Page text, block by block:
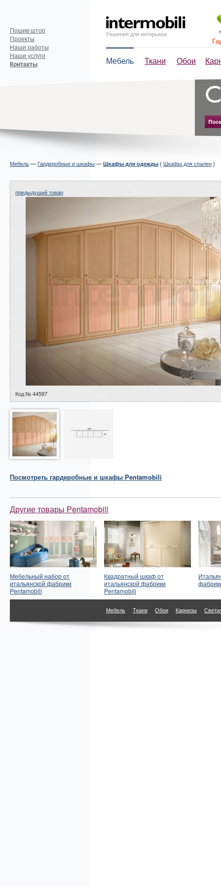
Решения для интерьера
Мебель Ткани Обои
Пошив штор
Проекты
Наши работы
Наши услуги
Контакты
Мебель— Гардеробные и шкафы— Шкафы для одежды ( Шкафы для спален)
предыдущий товар
Код № 44597
Посмотреть гардеробные и шкафы Pentamobili
Другие товары Pentamobili
Мебельный набор от
итальянской фабрики
Pentamobili
Квадратный шкаф от
итальянской фабрики
Pentamobili
Мебель Ткани Обои Карнизы